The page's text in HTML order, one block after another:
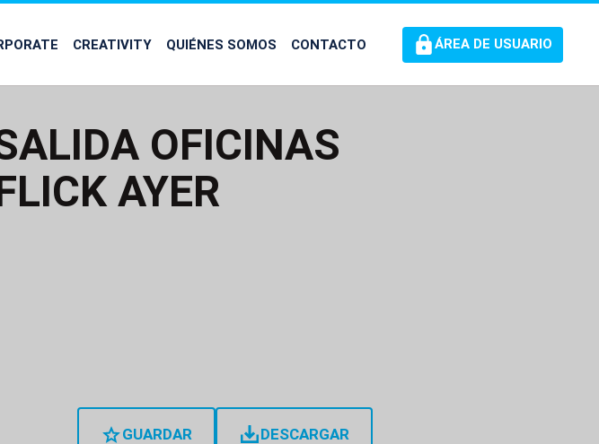
CREATIVITY QUIÉNES SOMOS CONTACTO ÁREA DE USUARIO
OFICINAS
AYER
GUARDAR DESCARGAR